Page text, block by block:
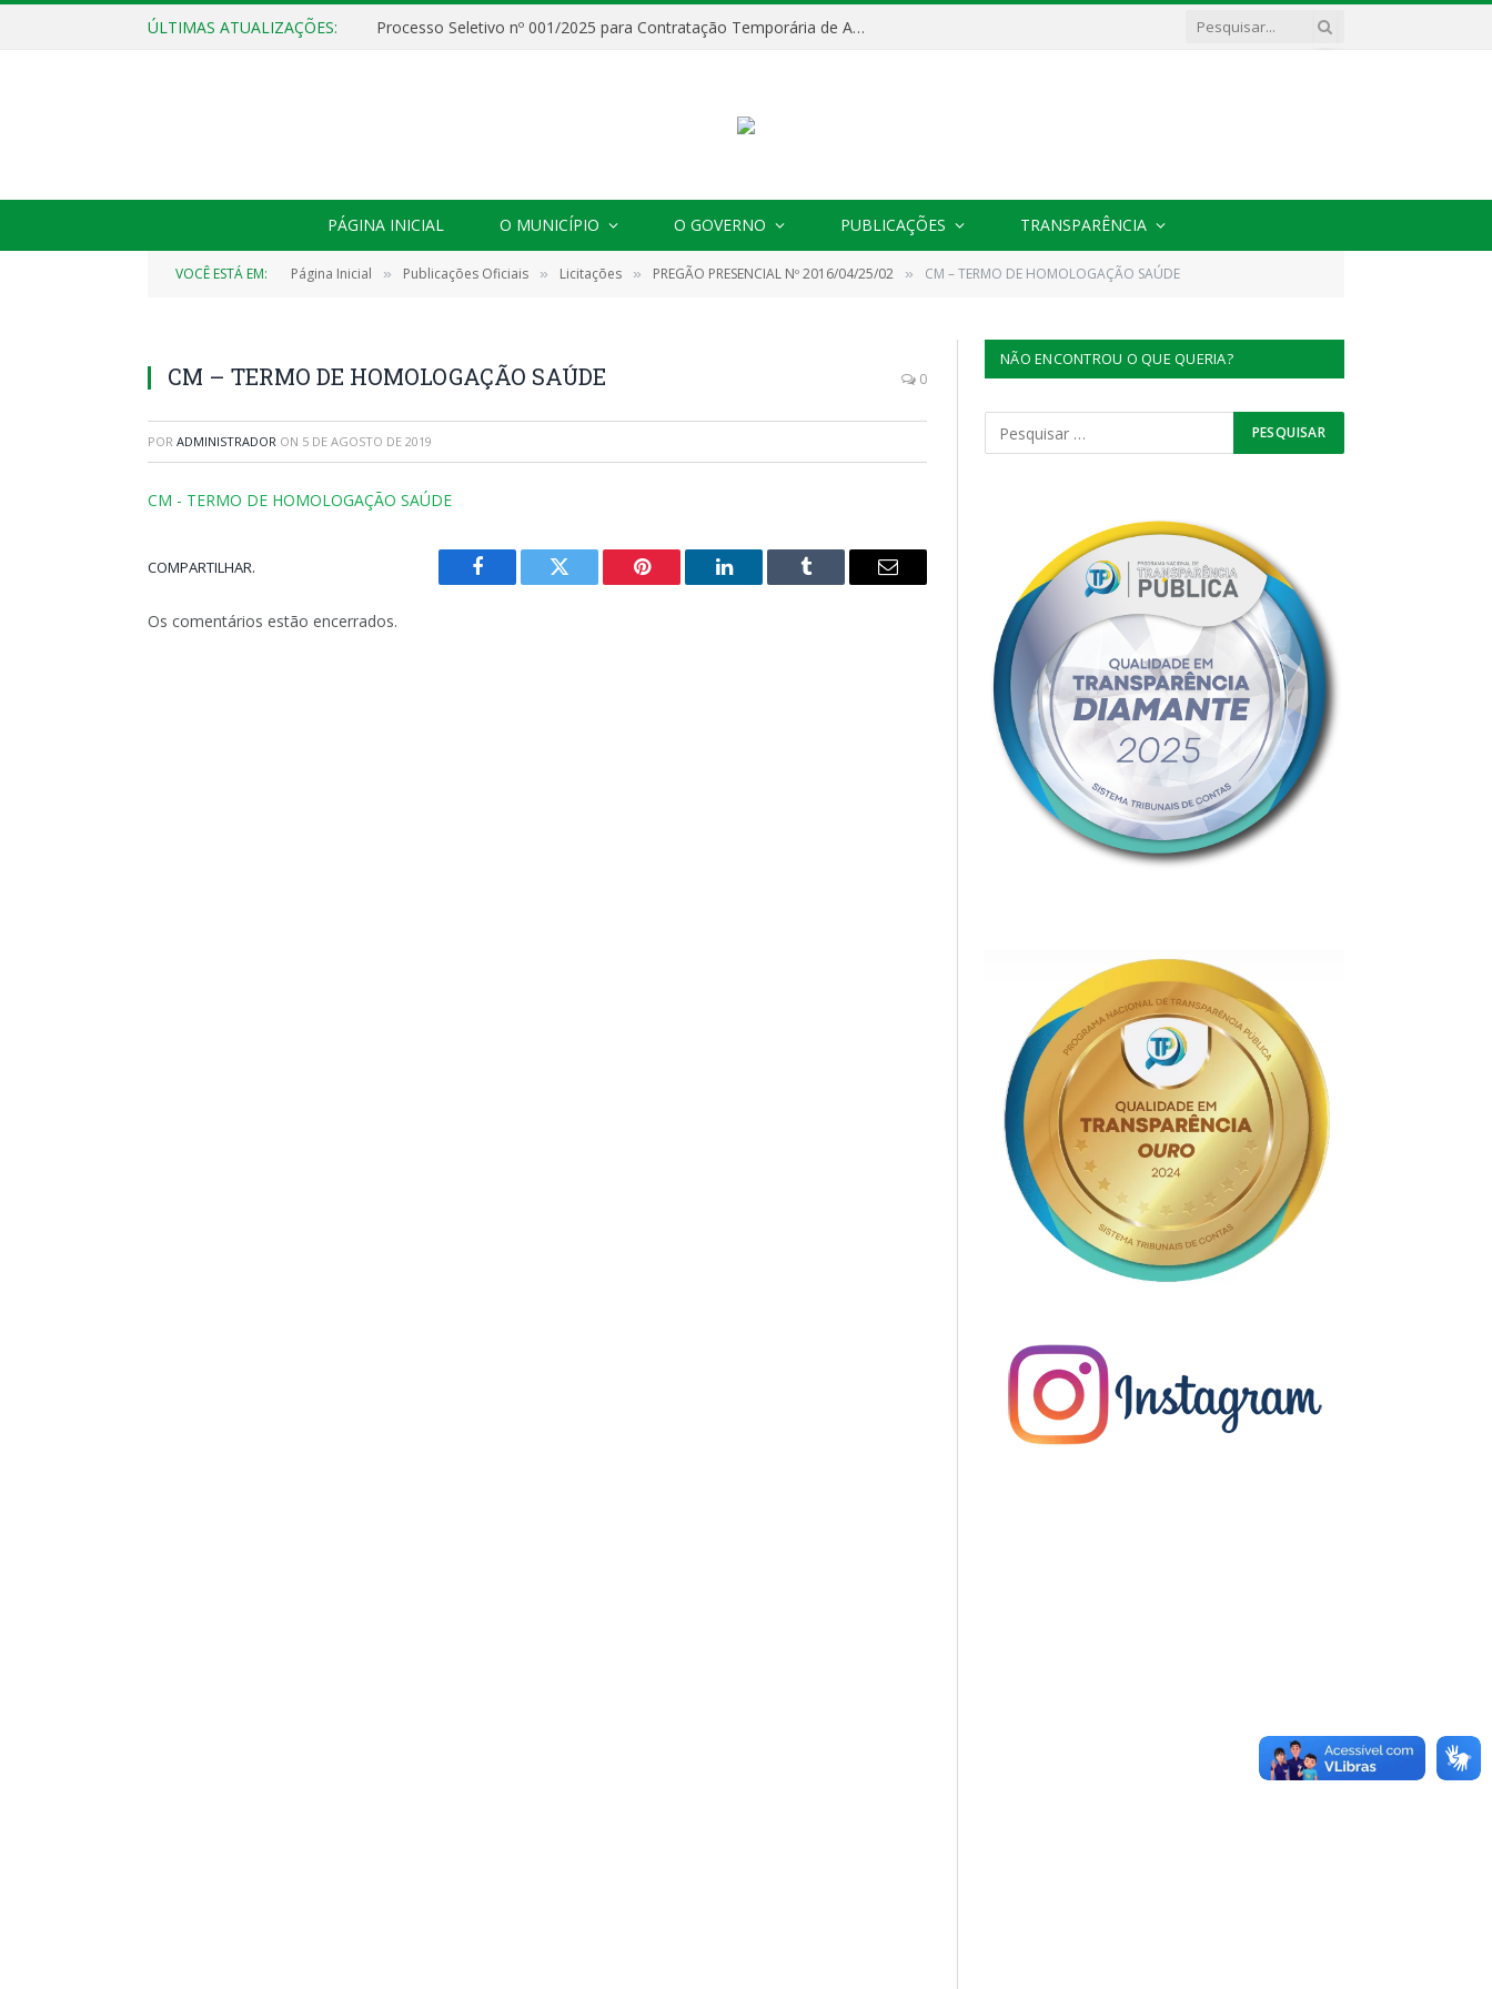
ÚLTIMAS ATUALIZAÇÕES: Processo Seletivo nº 001/2025 para Contratação Temporária de Agentes Comunitários de Saúde (ACS)
PÁGINA INICIAL O MUNICÍPIO O GOVERNO PUBLICAÇÕES TRANSPARÊNCIA
VOCÊ ESTÁ EM: Página Inicial » Publicações Oficiais » Licitações » PREGÃO PRESENCIAL Nº 2016/04/25/02 » CM – TERMO DE HOMOLOGAÇÃO SAÚDE
CM – TERMO DE HOMOLOGAÇÃO SAÚDE 0
POR ADMINISTRADOR ON 5 DE AGOSTO DE 2019
CM - TERMO DE HOMOLOGAÇÃO SAÚDE
COMPARTILHAR.
Facebook Twitter Pinterest LinkedIn Tumblr
E-
Os comentários estão encerrados.
NÃO ENCONTROU O QUE QUERIA?